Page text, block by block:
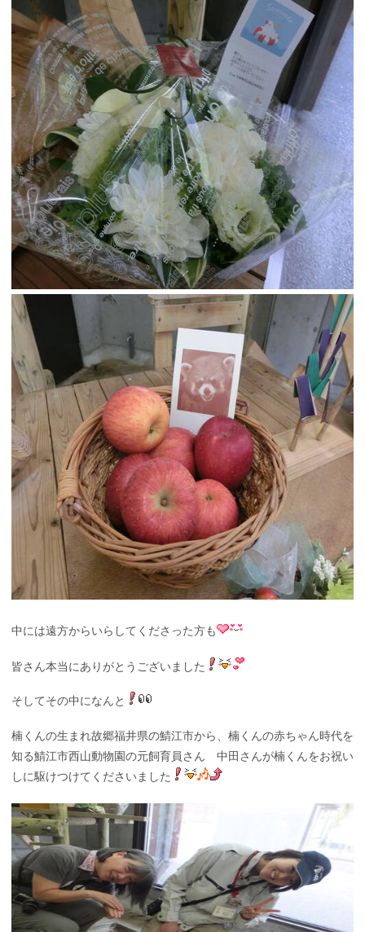
中には遠方からいらしてくださった方も
皆さん本当にありがとうございました
そしてその中になんと
楠くんの生まれ故郷福井県の鯖江市から、楠くんの赤ちゃん時代を
知る鯖江市西山動物園の元飼育員さん 中田さんが楠くんをお祝い
しに駆けつけてくださいました